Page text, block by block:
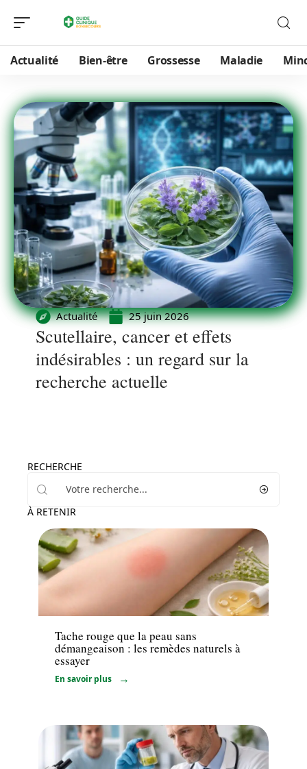
Actualité Bien-être Grossesse Maladie
Actualité 25 juin 2026
Scutellaire, cancer et effets
indésirables : un regard sur la
recherche actuelle
RECHERCHE
À RETENIR
Tache rouge que la peau sans
démangeaison : les remèdes naturels à
essayer
En savoir plus